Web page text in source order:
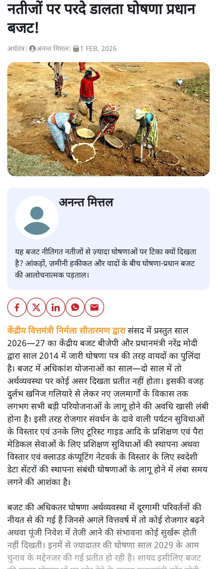
नतीजों पर परदे डालता घोषणा प्रधान
बजट!
अर्थतंत्र अनन्त मित्तल| 1 FEB, 2026
अनन्त मित्तल
यह बजट नीतिगत नतीजों से ज़्यादा घोषणाओं पर टिका क्यों दिखता
है? आंकड़ों, ज़मीनी हकीकत और वादों के बीच घोषणा-प्रधान बजट
की आलोचनात्मक पड़ताल।
केंद्रीय वित्तमंत्री निर्मला सीतारमण द्वारासंसद में प्रस्तुत साल
2026—27 का केंद्रीय बजट बीजेपी और प्रधानमंत्री नरेंद्र मोदी
द्वारा साल 2014 में जारी घोषणा पत्र की तरह वायदों का पुलिंदा
है। बजट में अधिकांश योजनाओं का साल—दो साल में तो
अर्थव्यवस्था पर कोई असर दिखता प्रतीत नहीं होता। इसकी वजह
दुर्लभ खनिज गलियारे से लेकर नए जलमार्गों के विकास तक
लगभग सभी बड़ी परियोजनाओं के लागू होने की अवधि खासी लंबी
होना है। इसी तरह रोजगार संवर्धन के दावे वाली पर्यटन सुविधाओं
के विस्तार एवं उनके लिए टूरिस्ट गाइड आदि के प्रशिक्षण एवं पैरा
मेडिकल सेवाओं के लिए प्रशिक्षण सुविधाओं की स्थापना अथवा
विस्तार एवं क्लाउड कंप्यूटिंग नेटवर्क के विस्तार के लिए स्वदेशी
डेटा सेंटरों की स्थापना संबंधी घोषणाओं के लागू होने में लंबा समय
लगने की आशंका है।
बजट की अधिकतर घोषणा अर्थव्यवस्था में दूरगामी परिवर्तनों की
नीयत से की गई हैं जिनसे अगले वित्तवर्ष में तो कोई रोजगार बढ़ने
अथवा पूंजी निवेश में तेजी आने की संभावना कोई सुर्खरू होती
नहीं दिखती। इनमें से ज्यादातर की घोषणा साल 2029 के आम
चुनाव के मद्देनजर की गई प्रतीत हो रही है। शायद इसीलिए बजट